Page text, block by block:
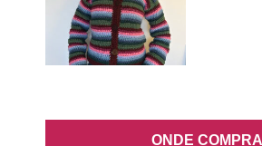
ONDE